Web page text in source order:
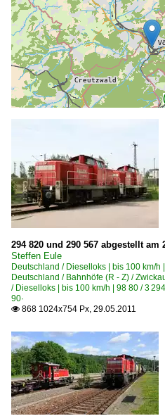
294 820 und 290 567 abgestellt am
Steffen Eule
Deutschland / Dieselloks | bis 100
Deutschland / Bahnhöfe (R - Z) /
/ Dieselloks | bis 100 km/h | 98 80 / 3
90·
 868 1024x754 Px, 29.05.2011